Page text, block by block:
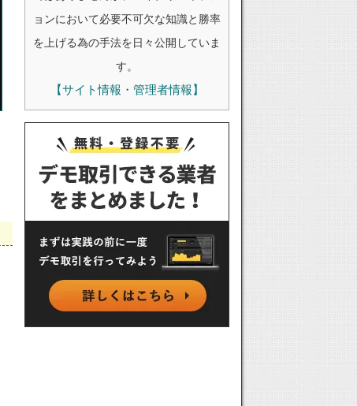
ョンにおいて必要不可欠な知識と勝率
を上げる為の手法を日々公開していま
す。
【サイト情報・管理者情報】